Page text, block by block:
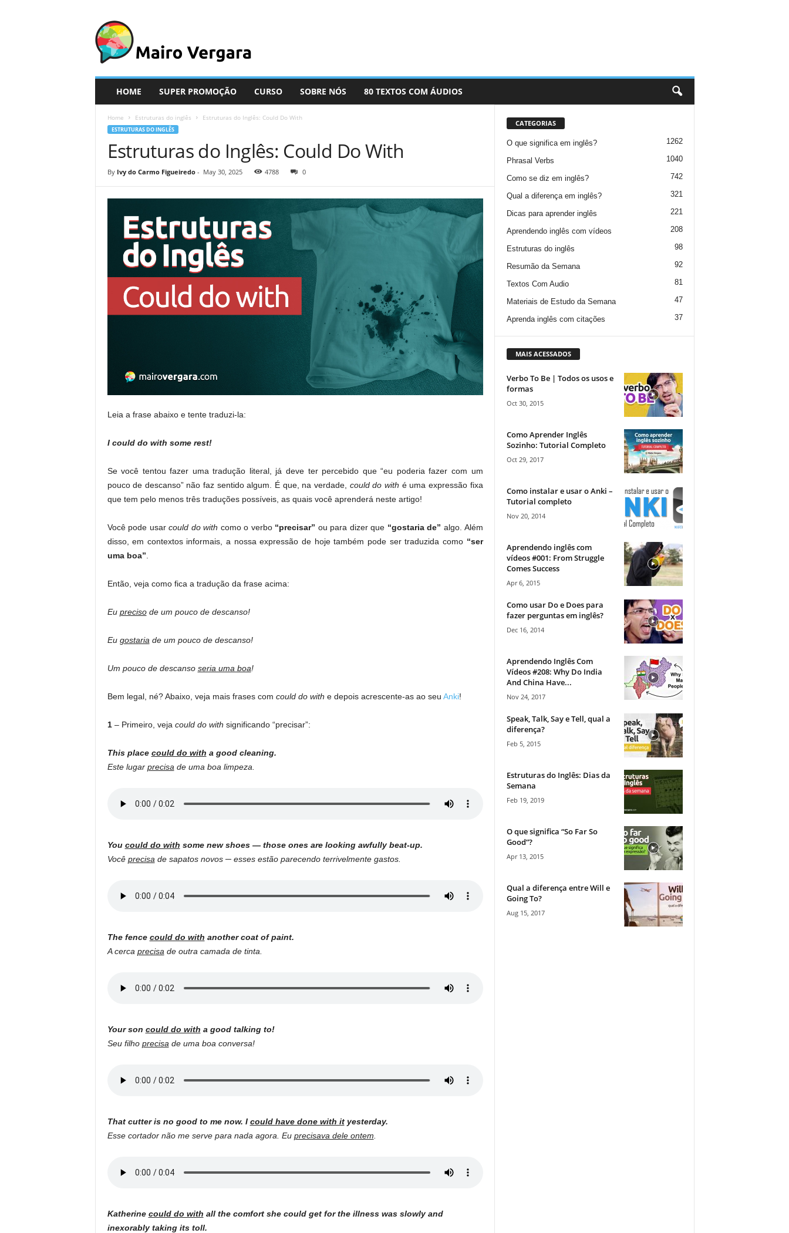
i
r
HOME SUPER PROMOÇÃO CURSO SOBRE NÓS 80 TEXTOS COM ÁUDIOS
Home Estruturas do inglês Estruturas do Inglês: Could Do With
ESTRUTURAS DO INGLÊS
Estruturas do Inglês: Could Do With
By Ivy do Carmo Figueiredo- May 30, 2025 4788 0
Leia a frase abaixo e tente traduzi-la:
I could do with some rest!
Se você tentou fazer uma tradução literal, já deve ter percebido que “eu poderia fazer com um
pouco de descanso” não faz sentido algum. É que, na verdade, could do with é uma expressão fixa
que tem pelo menos três traduções possíveis, as quais você aprenderá neste artigo!
Você pode usarcould do with como o verbo “precisar” ou para dizer que “gostaria de” algo. Além
disso, em contextos informais, a nossa expressão de hoje também pode ser traduzida como “ser
uma boa”
Então, veja como fica a tradução da frase acima:
Eu precisode um pouco de descanso!
Eu gostaria de um pouco de descanso!
Um pouco de descanso seria uma boa!
Bem legal, né? Abaixo, veja mais frases com could do with e depois acrescente-as ao seu Anki!
1– Primeiro, veja could do with significando “precisar”:
This place could do with a good cleaning.
Este lugar precisa de uma boa limpeza.
You could do with some new shoes — those ones are looking awfully beat-up.
Você precisa de sapatos novos ─ esses estão parecendo terrivelmente gastos.
The fence could do with another coat of paint.
A cerca precisa de outra camada de tinta.
Your son could do with a good talking to!
Seu filho precisa de uma boa conversa!
That cutter is no good to me now. I could have done with ityesterday.
Esse cortador não me serve para nada agora. Eu precisava dele ontem
Katherine could do with all the comfort she could get for the illness was slowly and
inexorably taking its toll.
CATEGORIAS
O que significa em inglês? 1262
Phrasal Verbs 1040
Como se diz em inglês? 742
Qual a diferença em inglês? 321
Dicas para aprender inglês 221
Aprendendo inglês com vídeos 208
Estruturas do inglês 98
Resumão da Semana 92
Textos Com Audio 81
Materiais de Estudo da Semana 47
Aprenda inglês com citações 37
MAIS ACESSADOS
Verbo To Be | Todos os usos e
formas
Oct 30, 2015
Como Aprender Inglês
Sozinho: Tutorial Completo
Oct 29, 2017
Como instalar e usar o Anki –
Tutorial completo
Nov 20, 2014
Aprendendo inglês com
vídeos #001: From Struggle
Comes Success
Apr 6, 2015
Como usar Do e Does para
fazer perguntas em inglês?
Dec 16, 2014
Aprendendo Inglês Com
Vídeos #208: Why Do India
And China Have...
Nov 24, 2017
Speak, Talk, Say e Tell, qual a
diferença?
Feb 5, 2015
Estruturas do Inglês: Dias da
Semana
Feb 19, 2019
O que significa “So Far So
Good”?
Apr 13, 2015
Qual a diferença entre Will e
Going To?
Aug 15, 2017